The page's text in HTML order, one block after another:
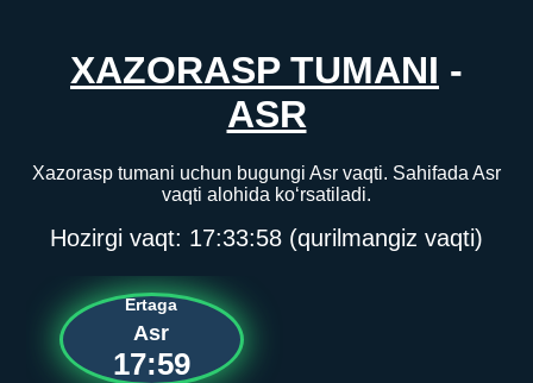
XAZORASP TUMANI -
ASR
Xazorasp tumani uchun bugungi Asr vaqti. Sahifada Asr
vaqti alohida ko‘rsatiladi.
Hozirgi vaqt: 17:33:58 (qurilmangiz vaqti)
Ertaga
Asr
17:59